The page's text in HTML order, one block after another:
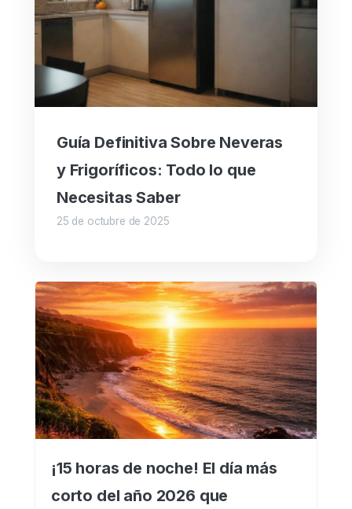
Guía Definitiva Sobre Neveras
y Frigoríficos: Todo lo que
Necesitas Saber
25 de octubre de 2025
¡15 horas de noche! El día más
corto del año 2026 que